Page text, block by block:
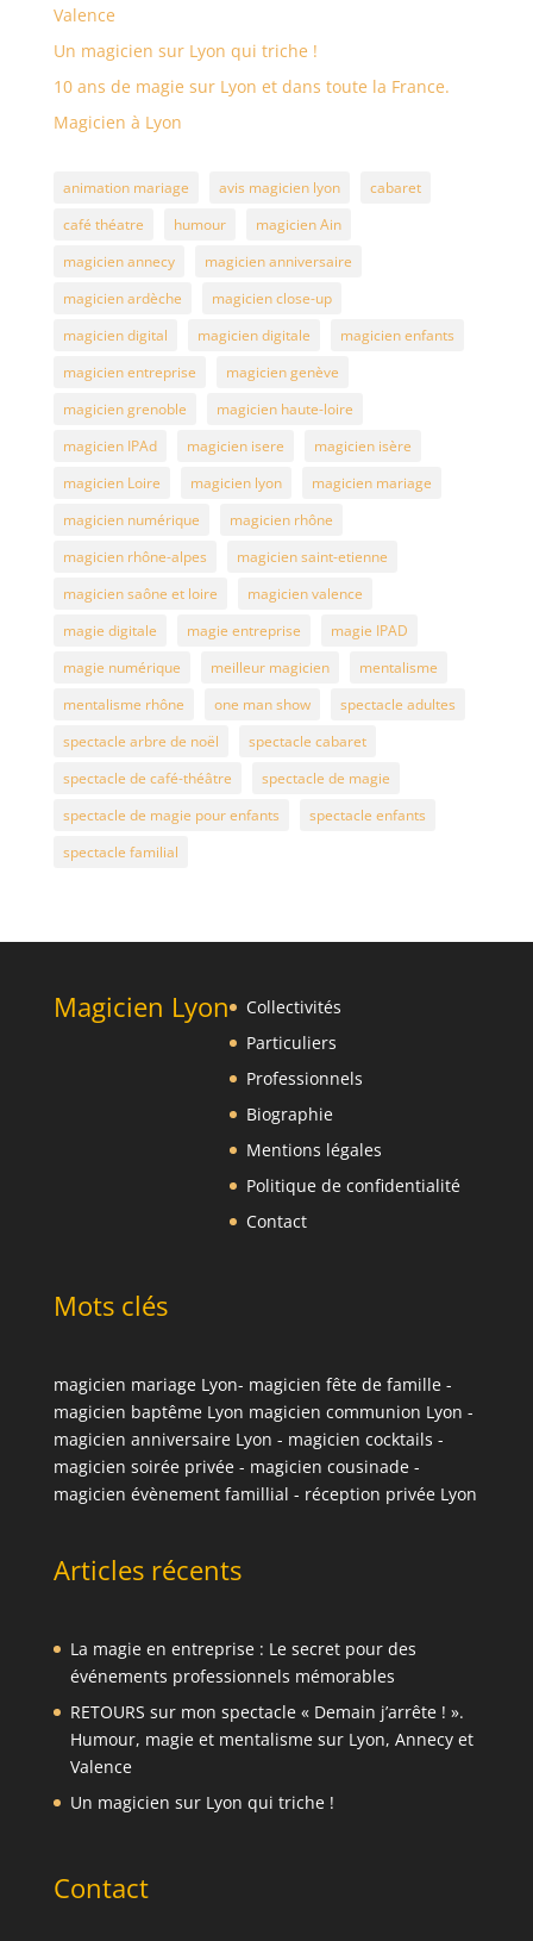
Valence
Un magicien sur Lyon qui triche !
10 ans de magie sur Lyon et dans toute la France.
Magicien à Lyon
animation mariage avis magicien lyon
cabaret
café théatre
humour
magicien Ain
magicien annecy
magicien anniversaire
magicien ardèche
magicien close-up
magicien digital
magicien digitale
magicien enfants
magicien entreprise
magicien genève
magicien grenoble
magicien haute-loire
magicien IPAd
magicien isere
magicien isère
magicien Loire
magicien lyon
magicien mariage
magicien numérique
magicien rhône
magicien rhône-alpes
magicien saint-etienne
magicien saône et loire
magicien valence
magie digitale
magie entreprise
magie IPAD
magie numérique
meilleur magicien
mentalisme
mentalisme rhône
one man show
spectacle adultes
spectacle arbre de noël
spectacle cabaret
spectacle de café-théâtre
spectacle de magie
spectacle de magie pour enfants
spectacle enfants
spectacle familial
Magicien Lyon
Collectivités
Particuliers
Professionnels
Biographie
Mentions légales
Politique de confidentialité
Contact
Mots clés
magicien mariage Lyon- magicien fête de famille-
magicien baptême Lyon magicien communion Lyon -
magicien anniversaire Lyon - magicien cocktails -
magicien soirée privée- magicien cousinade-
magicien évènement famillial - réception privée Lyon
Articles récents
La magie en entreprise : Le secret pour des
événements professionnels mémorables
RETOURS sur mon spectacle « Demain j’arrête ! ».
Humour, magie et mentalisme sur Lyon, Annecy et
Valence
Un magicien sur Lyon qui triche !
Contact